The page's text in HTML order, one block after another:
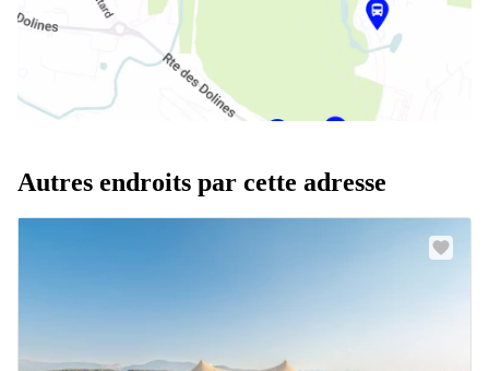
Autres endroits par cette adresse